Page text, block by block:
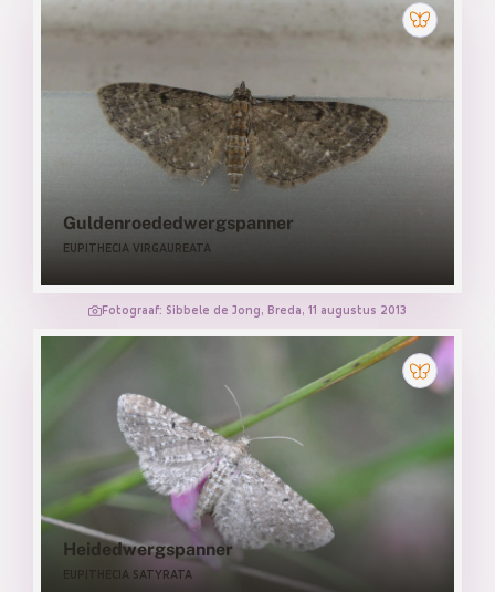
Guldenroededwergspanner
EUPITHECIA VIRGAUREATA
Fotograaf: Sibbele de Jong, Breda, 11 augustus 2013
Heidedwergspanner
EUPITHECIA SATYRATA